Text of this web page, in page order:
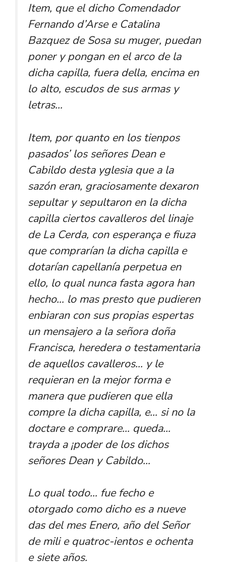
Item, que el dicho Comendador
Fernando d’Arse e Catalina
Bazquez de Sosa su muger, puedan
poner y pongan en el arco de la
dicha capilla, fuera della, encima en
lo alto, escudos de sus armas y
letras…
Item, por quanto en los tienpos
pasados’ los señores Dean e
Cabildo desta yglesia que a la
sazón eran, graciosamente dexaron
sepultar y sepultaron en la dicha
capilla ciertos cavalleros del linaje
de La Cerda, con esperança e fiuza
que comprarían la dicha capilla e
dotarían capellanía perpetua en
ello, lo qual nunca fasta agora han
hecho… lo mas presto que pudieren
enbiaran con sus propias espertas
un mensajero a la señora doña
Francisca, heredera o testamentaria
de aquellos cavalleros… y le
requieran en la mejor forma e
manera que pudieren que ella
compre la dicha capilla, e… si no la
doctare e comprare… queda…
trayda a ¡poder de los dichos
señores Dean y Cabildo…
Lo qual todo… fue fecho e
otorgado como dicho es a nueve
das del mes Enero, año del Señor
de mili e quatroc-ientos e ochenta
e siete años.